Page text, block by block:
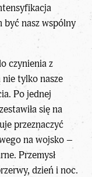
być nasz wspólny
czynienia z
nie tylko nasze
Po jednej
się na
przeznaczyć
na wojsko –
Przemysł
dzień i noc.